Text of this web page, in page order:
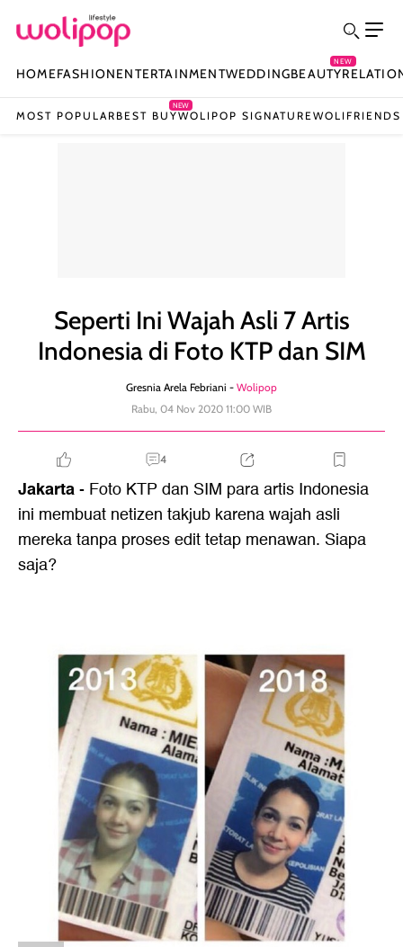
HOMEFASHIONENTERTAINMENTWEDDINGBEAUTY
NEW
MOST POPULAR BEST BUY
NEW
WOLIPOP SIGNATUREWOLIFRIENDS
Seperti Ini Wajah Asli 7 Artis
Indonesia di Foto KTP dan SIM
Gresnia Arela Febriani - Wolipop
Rabu, 04 Nov 2020 11:00 WIB
4
Jakarta- Foto KTP dan SIM para artis Indonesia
ini membuat netizen takjub karena wajah asli
mereka tanpa proses edit tetap menawan. Siapa
saja?